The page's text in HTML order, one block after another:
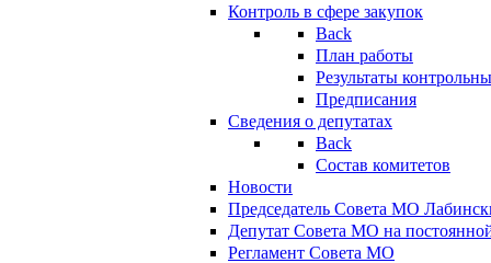
Контроль в сфере закупок
Back
План работы
Результаты
Предписания
Сведения о депутатах
Back
Состав комитетов
Новости
Председатель Совета МО
Депутат Совета МО на
Регламент Совета МО